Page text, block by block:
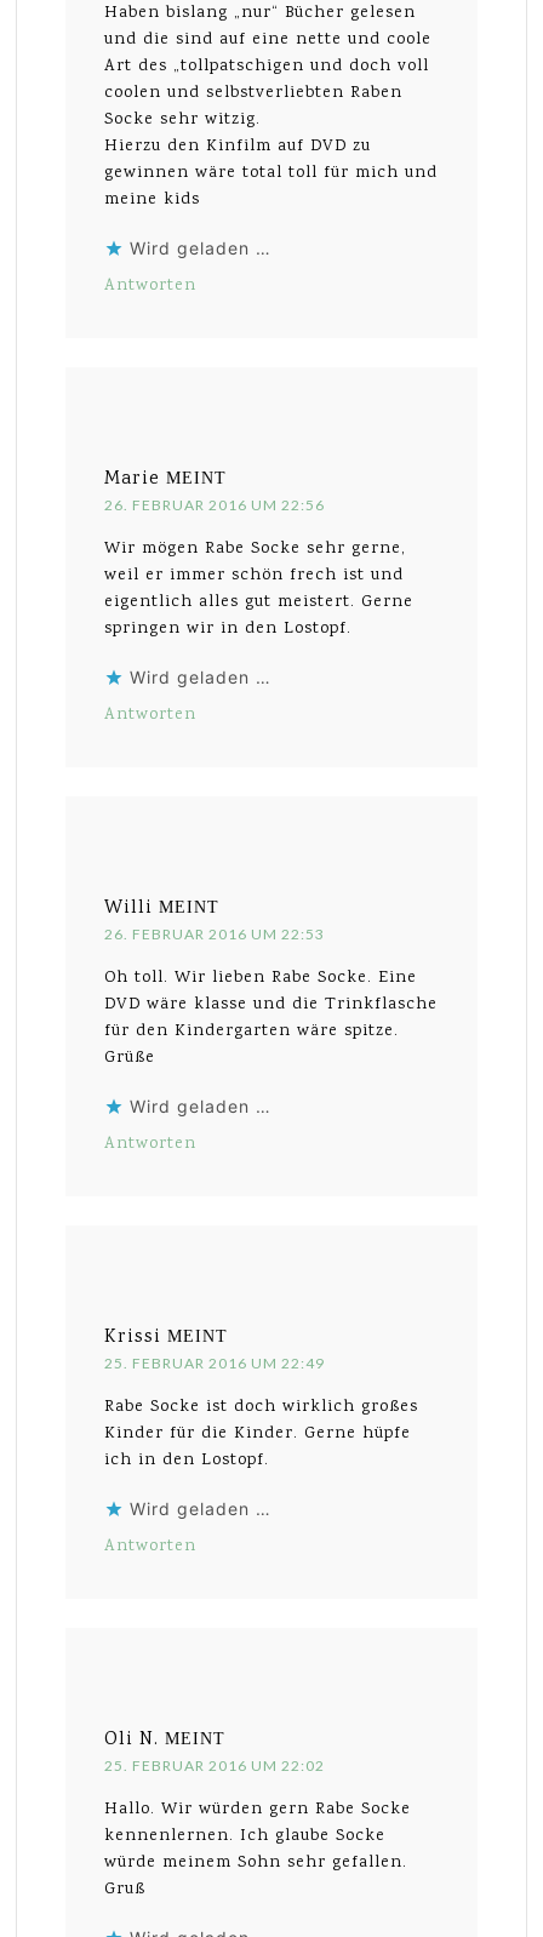
Haben bislang „nur“ Bücher gelesen
und die sind auf eine nette und coole
Art des „tollpatschigen und doch voll
coolen und selbstverliebten Raben
Socke sehr witzig.
Hierzu den Kinfilm auf DVD zu
gewinnen wäre total toll für mich und
meine kids
Wird geladen …
Antworten
Marie MEINT
26. FEBRUAR 2016 UM 22:56
Wir mögen Rabe Socke sehr gerne,
weil er immer schön frech ist und
eigentlich alles gut meistert. Gerne
springen wir in den Lostopf.
Wird geladen …
Antworten
Willi MEINT
26. FEBRUAR 2016 UM 22:53
Oh toll. Wir lieben Rabe Socke. Eine
DVD wäre klasse und die Trinkflasche
für den Kindergarten wäre spitze.
Grüße
Wird geladen …
Antworten
Krissi MEINT
25. FEBRUAR 2016 UM 22:49
Rabe Socke ist doch wirklich großes
Kinder für die Kinder. Gerne hüpfe
ich in den Lostopf.
Wird geladen …
Antworten
Oli N. MEINT
25. FEBRUAR 2016 UM 22:02
Hallo. Wir würden gern Rabe Socke
kennenlernen. Ich glaube Socke
würde meinem Sohn sehr gefallen.
Gruß